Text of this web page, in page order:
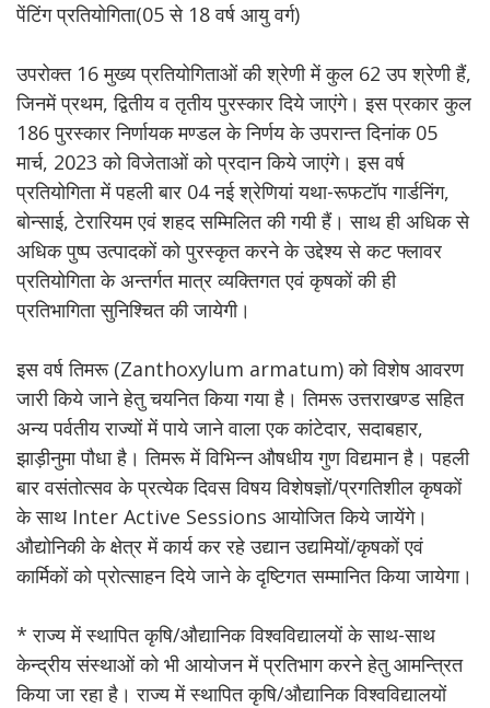
पेंटिंग प्रतियोगिता(05 से 18 वर्ष आयु वर्ग)
उपरोक्त 16 मुख्य प्रतियोगिताओं की श्रेणी में कुल 62 उप श्रेणी हैं,
जिनमें प्रथम, द्वितीय व तृतीय पुरस्कार दिये जाएंगे। इस प्रकार कुल
186 पुरस्कार निर्णायक मण्डल के निर्णय के उपरान्त दिनांक 05
मार्च, 2023 को विजेताओं को प्रदान किये जाएंगे। इस वर्ष
प्रतियोगिता में पहली बार 04 नई श्रेणियां यथा-रूफटॉप गार्डनिंग,
बोन्साई, टेरारियम एवं शहद सम्मिलित की गयी हैं। साथ ही अधिक से
अधिक पुष्प उत्पादकों को पुरस्कृत करने के उद्देश्य से कट फ्लावर
प्रतियोगिता के अन्तर्गत मात्र व्यक्तिगत एवं कृषकों की ही
प्रतिभागिता सुनिश्चित की जायेगी।
इस वर्ष तिमरू (Zanthoxylum armatum) को विशेष आवरण
जारी किये जाने हेतु चयनित किया गया है। तिमरू उत्तराखण्ड सहित
अन्य पर्वतीय राज्यों में पाये जाने वाला एक कांटेदार, सदाबहार,
झाड़ीनुमा पौधा है। तिमरू में विभिन्न औषधीय गुण विद्यमान है। पहली
बार वसंतोत्सव के प्रत्येक दिवस विषय विशेषज्ञों/प्रगतिशील कृषकों
के साथ Inter Active Sessions आयोजित किये जायेंगे।
औद्योनिकी के क्षेत्र में कार्य कर रहे उद्यान उद्यमियों/कृषकों एवं
कार्मिकों को प्रोत्साहन दिये जाने के दृष्टिगत सम्मानित किया जायेगा।
* राज्य में स्थापित कृषि/औद्यानिक विश्वविद्यालयों के साथ-साथ
केन्द्रीय संस्थाओं को भी आयोजन में प्रतिभाग करने हेतु आमन्त्रित
किया जा रहा है। राज्य में स्थापित कृषि/औद्यानिक विश्वविद्यालयों